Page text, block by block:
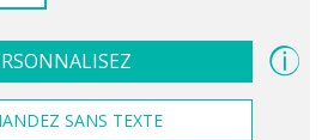
SANS TEXTE